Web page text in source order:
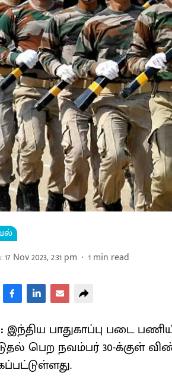
:17 Nov 2023, 2:31 pm 1min read
இந்திய பாதுகாப்பு படை
பெற நவம்பர் 30-க்குள்